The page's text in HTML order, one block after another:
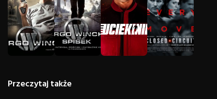
Przeczytaj także